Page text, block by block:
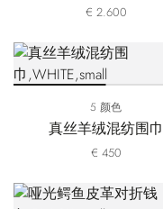
€ 2.600
5 颜色
真丝羊绒混纺围巾
€ 450